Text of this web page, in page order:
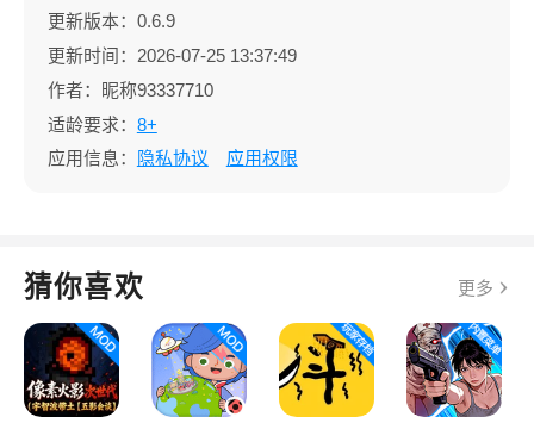
更新版本：0.6.9
更新时间：2026-07-25 13:37:49
作者：昵称93337710
适龄要求： 8+
应用信息：
隐私协议 应用权限
猜你喜欢 更多